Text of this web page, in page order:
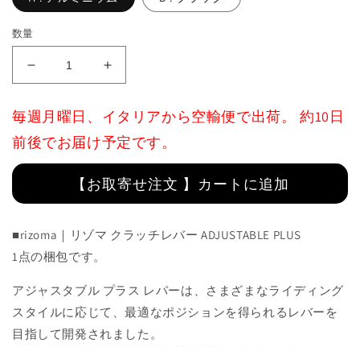
数量
Adjustable
Plus
Clutch
Levers
:
を
減
す
Adjustable
Plus
Levers
:
の
数
を
す
毎週月曜日、イタリアから空輸便で出荷。 約10日
前後でお届け予定です。
【お取寄せ注文 】カートに追加
■rizoma｜リゾマ クラッチレバー ADJUSTABLE PLUS
1点の梱包です。
アジャスタブル プラス レバーは、さまざまなライディング
スタイルに応じて、最適なポジションを得られるレバーを
目指して開発されました。